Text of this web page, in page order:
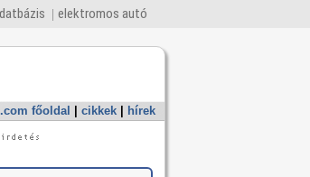
elektromos autó
főoldal cikkek hírek